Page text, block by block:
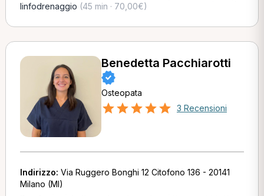
linfodrenaggio (45 min · 70,00€)
Benedetta Pacchiarotti
Osteopata
3 Recensioni
Indirizzo: Via Ruggero Bonghi 12 Citofono 136 - 20141
Milano (MI)